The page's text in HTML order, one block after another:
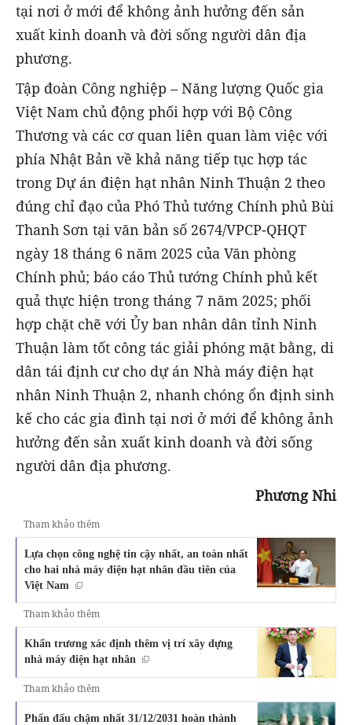
tại nơi ở mới để không ảnh hưởng đến sản
xuất kinh doanh và đời sống người dân địa
phương.
Tập đoàn Công nghiệp – Năng lượng Quốc gia
Việt Nam chủ động phối hợp với Bộ Công
Thương và các cơ quan liên quan làm việc với
phía Nhật Bản về khả năng tiếp tục hợp tác
trong Dự án điện hạt nhân Ninh Thuận 2 theo
đúng chỉ đạo của Phó Thủ tướng Chính phủ Bùi
Thanh Sơn tại văn bản số 2674/VPCP-QHQT
ngày 18 tháng 6 năm 2025 của Văn phòng
Chính phủ; báo cáo Thủ tướng Chính phủ kết
quả thực hiện trong tháng 7 năm 2025; phối
hợp chặt chẽ với Ủy ban nhân dân tỉnh Ninh
Thuận làm tốt công tác giải phóng mặt bằng, di
dân tái định cư cho dự án Nhà máy điện hạt
nhân Ninh Thuận 2, nhanh chóng ổn định sinh
kế cho các gia đình tại nơi ở mới để không ảnh
hưởng đến sản xuất kinh doanh và đời sống
người dân địa phương.
Phương Nhi
Tham khảo thêm
Lựa chọn công nghệ tin cậy nhất, an toàn nhất
cho hai nhà máy điện hạt nhân đầu tiên của
Việt Nam
Tham khảo thêm
Khẩn trương xác định thêm vị trí xây dựng
nhà máy điện hạt nhân
Tham khảo thêm
Phấn đấu chậm nhất 31/12/2031 hoàn thành